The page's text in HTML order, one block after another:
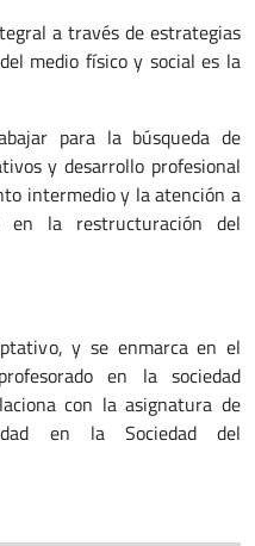
a través de estrategias
medio físico y social es la
para la búsqueda de
y desarrollo profesional
intermedio y la atención a
en la restructuración del
y se enmarca en el
en la sociedad
con la asignatura de
en la Sociedad del